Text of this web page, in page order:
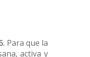
Para que la
activa y